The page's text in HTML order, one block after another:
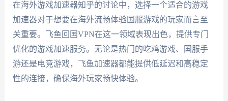
在海外游戏加速器知乎的讨论中，选择一个适合的游戏
加速器对于想要在海外流畅体验国服游戏的玩家而言至
关重要。飞鱼回国VPN在这一领域表现出色，提供专门
优化的游戏加速服务。无论是热门的吃鸡游戏、国服手
游还是电竞游戏，飞鱼加速器都能提供低延迟和高稳定
性的连接，确保海外玩家畅快体验。